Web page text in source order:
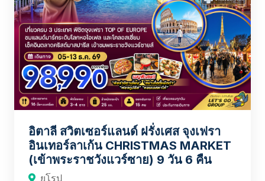
อิตาลี สวิตเซอร์แลนด์ ฝรั่งเศส จุงเฟรา
อินเทอร์ลาเก้น CHRISTMAS MARKET
(เข้าพระราชวังแวร์ซาย) 9 วัน 6 คืน